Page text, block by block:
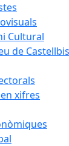
Cultural
de
xifres